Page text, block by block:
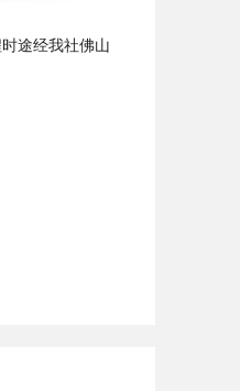
途经我社佛山